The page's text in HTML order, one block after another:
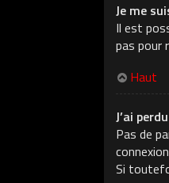
Je me
Il est
pas pour
Haut
J’ai
Pas de
Si